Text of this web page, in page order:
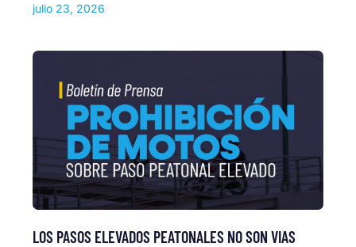
julio 23, 2026
LOS PASOS ELEVADOS PEATONALES NO SON VIAS